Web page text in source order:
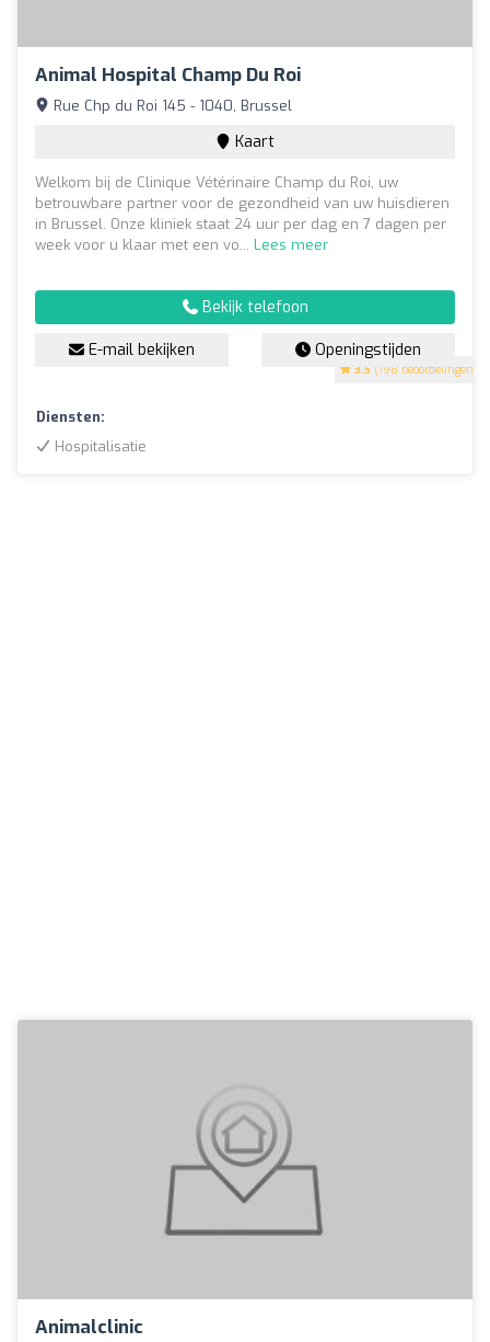
Animal Hospital Champ Du Roi
3.5 (198 beoordelingen)
Rue Chp du Roi 145 - 1040, Brussel
Kaart
Welkom bij de Clinique Vétérinaire Champ du Roi, uw
betrouwbare partner voor de gezondheid van uw huisdieren
in Brussel. Onze kliniek staat 24 uur per dag en 7 dagen per
week voor u klaar met een vo... Lees meer
Bekijk telefoon
E-mail bekijken Openingstijden
Diensten:
Hospitalisatie
Animalclinic